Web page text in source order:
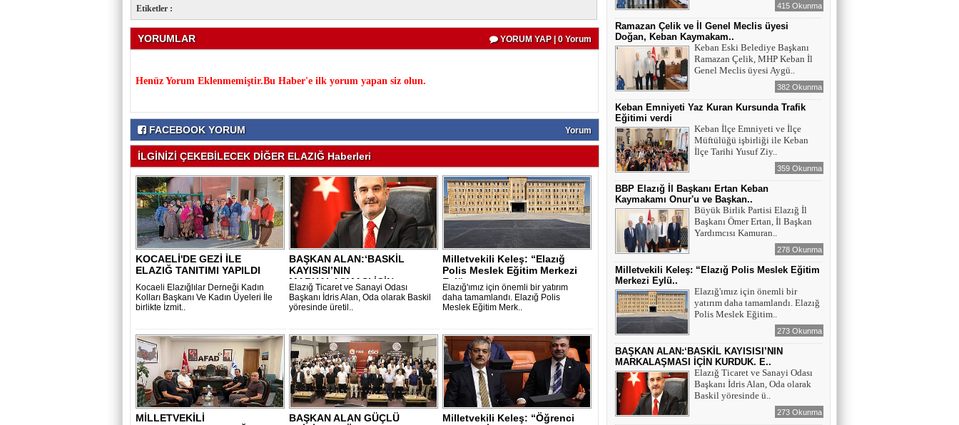
Etiketler :
YORUMLAR YORUM YAP | 0 Yorum
Henüz Yorum Eklenmemiştir.Bu Haber'e ilk yorum yapan siz olun.
FACEBOOK YORUM Yorum
İLGİNİZİ ÇEKEBİLECEK DİĞER ELAZIĞ Haberleri
KOCAELİ'DE GEZİ İLE
ELAZIĞ TANITIMI YAPILDI
Kocaeli Elazığlılar Derneği Kadın
Kolları Başkanı Ve Kadın Üyeleri İle
birlikte İzmit..
BAŞKAN ALAN:‘BASKİL
KAYISISI’NIN
MARKALAŞMASI İÇİN
KURDUK. E..
Elazığ Ticaret ve Sanayi Odası
Başkanı İdris Alan, Oda olarak Baskil
yöresinde üretil..
Milletvekili Keleş: “Elazığ
Polis Meslek Eğitim Merkezi
Eylü..
Elazığ'ımız için önemli bir yatırım
daha tamamlandı. Elazığ Polis
Meslek Eğitim Merk..
MİLLETVEKİLİ
BAŞKAN ALAN GÜÇLÜ
Milletvekili Keleş: “Öğrenci
415 Okunma
Ramazan Çelik ve İl Genel Meclis üyesi
Doğan, Keban Kaymakam..
Keban Eski Belediye Başkanı
Ramazan Çelik, MHP Keban İl
Genel Meclis üyesi Aygü..
382 Okunma
Keban Emniyeti Yaz Kuran Kursunda Trafik
Eğitimi verdi
Keban İlçe Emniyeti ve İlçe
Müftülüğü işbirliği ile Keban
İlçe Tarihi Yusuf Ziy..
359 Okunma
BBP Elazığ İl Başkanı Ertan Keban
Kaymakamı Onur'u ve Başkan..
Büyük Birlik Partisi Elazığ İl
Başkanı Ömer Ertan, İl Başkan
Yardımcısı Kamuran..
278 Okunma
Milletvekili Keleş: “Elazığ Polis Meslek Eğitim
Merkezi Eylü..
Elazığ'ımız için önemli bir
yatırım daha tamamlandı. Elazığ
Polis Meslek Eğitim..
273 Okunma
BAŞKAN ALAN:‘BASKİL KAYISISI’NIN
MARKALAŞMASI İÇİN KURDUK. E..
Elazığ Ticaret ve Sanayi Odası
Başkanı İdris Alan, Oda olarak
Baskil yöresinde ü..
273 Okunma